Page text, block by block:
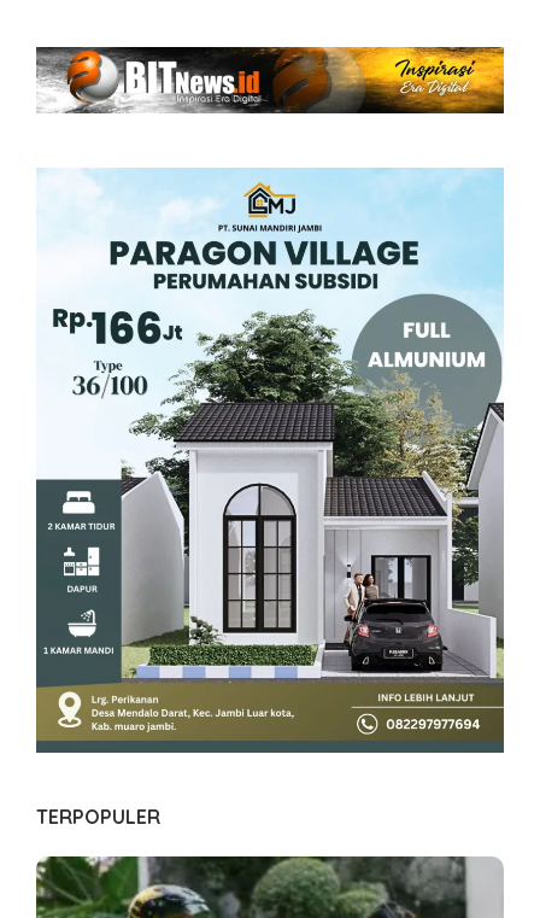
TERPOPULER